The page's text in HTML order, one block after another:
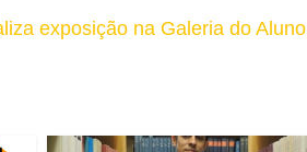
exposição na Galeria do Aluno